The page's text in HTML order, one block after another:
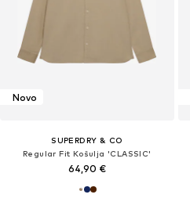
Novo
SUPERDRY & CO
Regular Fit Košulja 'CLASSIC'
64,90 €